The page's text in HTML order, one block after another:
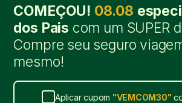
COMEÇOU! 08.08
dos Pais com um SUPER
Compre seu seguro
mesmo!
Aplicar cupom "VEMCOM30"